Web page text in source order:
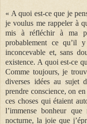
« A quoi est-ce que je
je voulus me rappeler à
mis à réfléchir à ma
probablement ce qu’il
inconcevable et, sans
existence. A quoi est-ce
Comme toujours, je
diverses idées au sujet
prendre conscience, on
ces choses qui étaient
l’immense bonheur
nocturne, la joie que